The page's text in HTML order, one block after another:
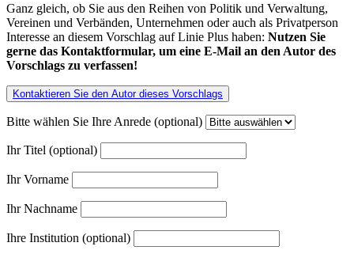
Ganz gleich, ob Sie aus den Reihen von Politik und Verwaltung,
Vereinen und Verbänden, Unternehmen oder auch als Privatperson
Interesse an diesem Vorschlag auf Linie Plus haben: Nutzen Sie
gerne das Kontaktformular, um eine E-Mail an den Autor des
Vorschlags zu verfassen!
Kontaktieren Sie den Autor dieses Vorschlags
Bitte wählen Sie Ihre Anrede (optional)
Ihr Titel (optional)
Ihr Vorname
Ihr Nachname
Ihre Institution (optional)